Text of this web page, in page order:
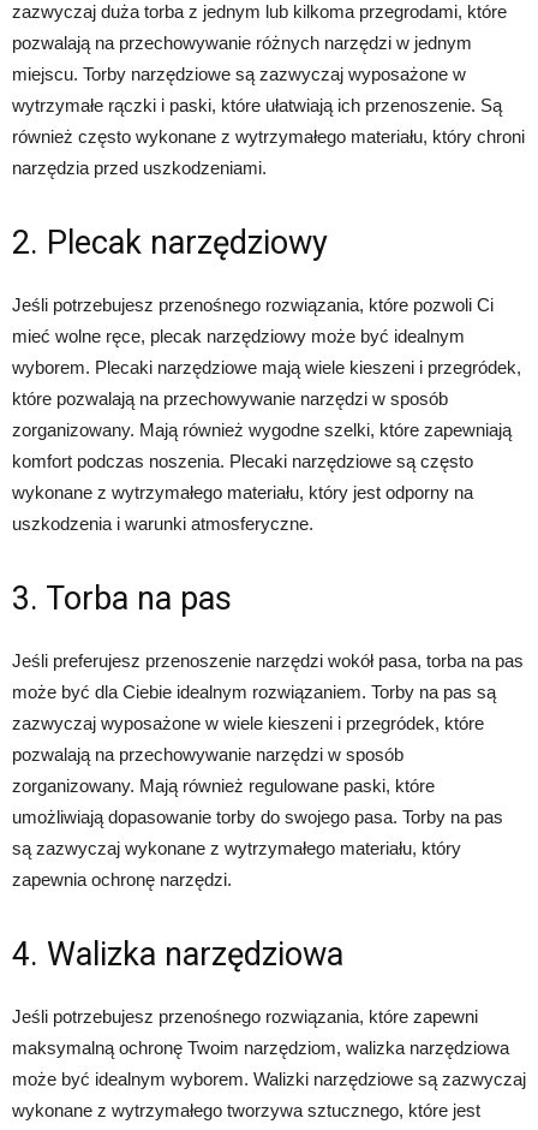
zazwyczaj duża torba z jednym lub kilkoma przegrodami, które
pozwalają na przechowywanie różnych narzędzi w jednym
miejscu. Torby narzędziowe są zazwyczaj wyposażone w
wytrzymałe rączki i paski, które ułatwiają ich przenoszenie. Są
również często wykonane z wytrzymałego materiału, który chroni
narzędzia przed uszkodzeniami.
2. Plecak narzędziowy
Jeśli potrzebujesz przenośnego rozwiązania, które pozwoli Ci
mieć wolne ręce, plecak narzędziowy może być idealnym
wyborem. Plecaki narzędziowe mają wiele kieszeni i przegródek,
które pozwalają na przechowywanie narzędzi w sposób
zorganizowany. Mają również wygodne szelki, które zapewniają
komfort podczas noszenia. Plecaki narzędziowe są często
wykonane z wytrzymałego materiału, który jest odporny na
uszkodzenia i warunki atmosferyczne.
3. Torba na pas
Jeśli preferujesz przenoszenie narzędzi wokół pasa, torba na pas
może być dla Ciebie idealnym rozwiązaniem. Torby na pas są
zazwyczaj wyposażone w wiele kieszeni i przegródek, które
pozwalają na przechowywanie narzędzi w sposób
zorganizowany. Mają również regulowane paski, które
umożliwiają dopasowanie torby do swojego pasa. Torby na pas
są zazwyczaj wykonane z wytrzymałego materiału, który
zapewnia ochronę narzędzi.
4. Walizka narzędziowa
Jeśli potrzebujesz przenośnego rozwiązania, które zapewni
maksymalną ochronę Twoim narzędziom, walizka narzędziowa
może być idealnym wyborem. Walizki narzędziowe są zazwyczaj
wykonane z wytrzymałego tworzywa sztucznego, które jest